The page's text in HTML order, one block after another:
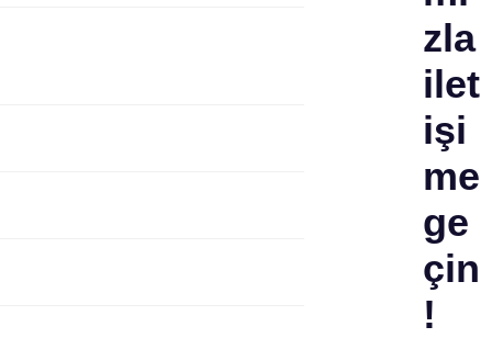
zla
ilet
işi
me
ge
çin
!